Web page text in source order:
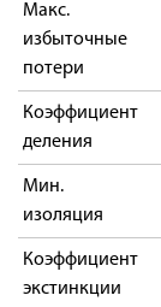
Макс.
избыточные
потери
Коэффициент
деления
Мин.
изоляция
Коэффициент
экстинкции